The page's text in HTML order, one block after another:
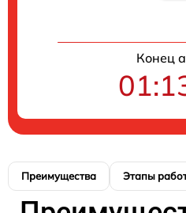
Конец
Преимущества Этапы